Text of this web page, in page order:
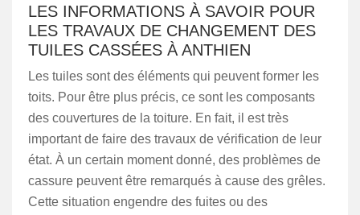
LES INFORMATIONS À SAVOIR POUR
LES TRAVAUX DE CHANGEMENT DES
TUILES CASSÉES À ANTHIEN
Les tuiles sont des éléments qui peuvent former les
toits. Pour être plus précis, ce sont les composants
des couvertures de la toiture. En fait, il est très
important de faire des travaux de vérification de leur
état. À un certain moment donné, des problèmes de
cassure peuvent être remarqués à cause des grêles.
Cette situation engendre des fuites ou des